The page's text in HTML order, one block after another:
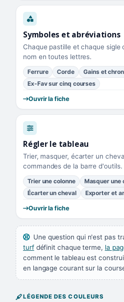
Symboles et abréviations
Chaque pastille et chaque sigle
nom en toutes lettres.
Ferrure Corde
Gains et
Ex-Fav sur cinq courses
Ouvrir la fiche
Régler le tableau
Trier, masquer, écarter un
commandes de la barre d'outils.
Trier une colonne
Masquer une
Écarter un cheval
Exporter et
Ouvrir la fiche
Une question qui n'est pas
turfdéfinit chaque terme, la
comment le tableau est
en langage courant sur la
LÉGENDE DES COULEURS